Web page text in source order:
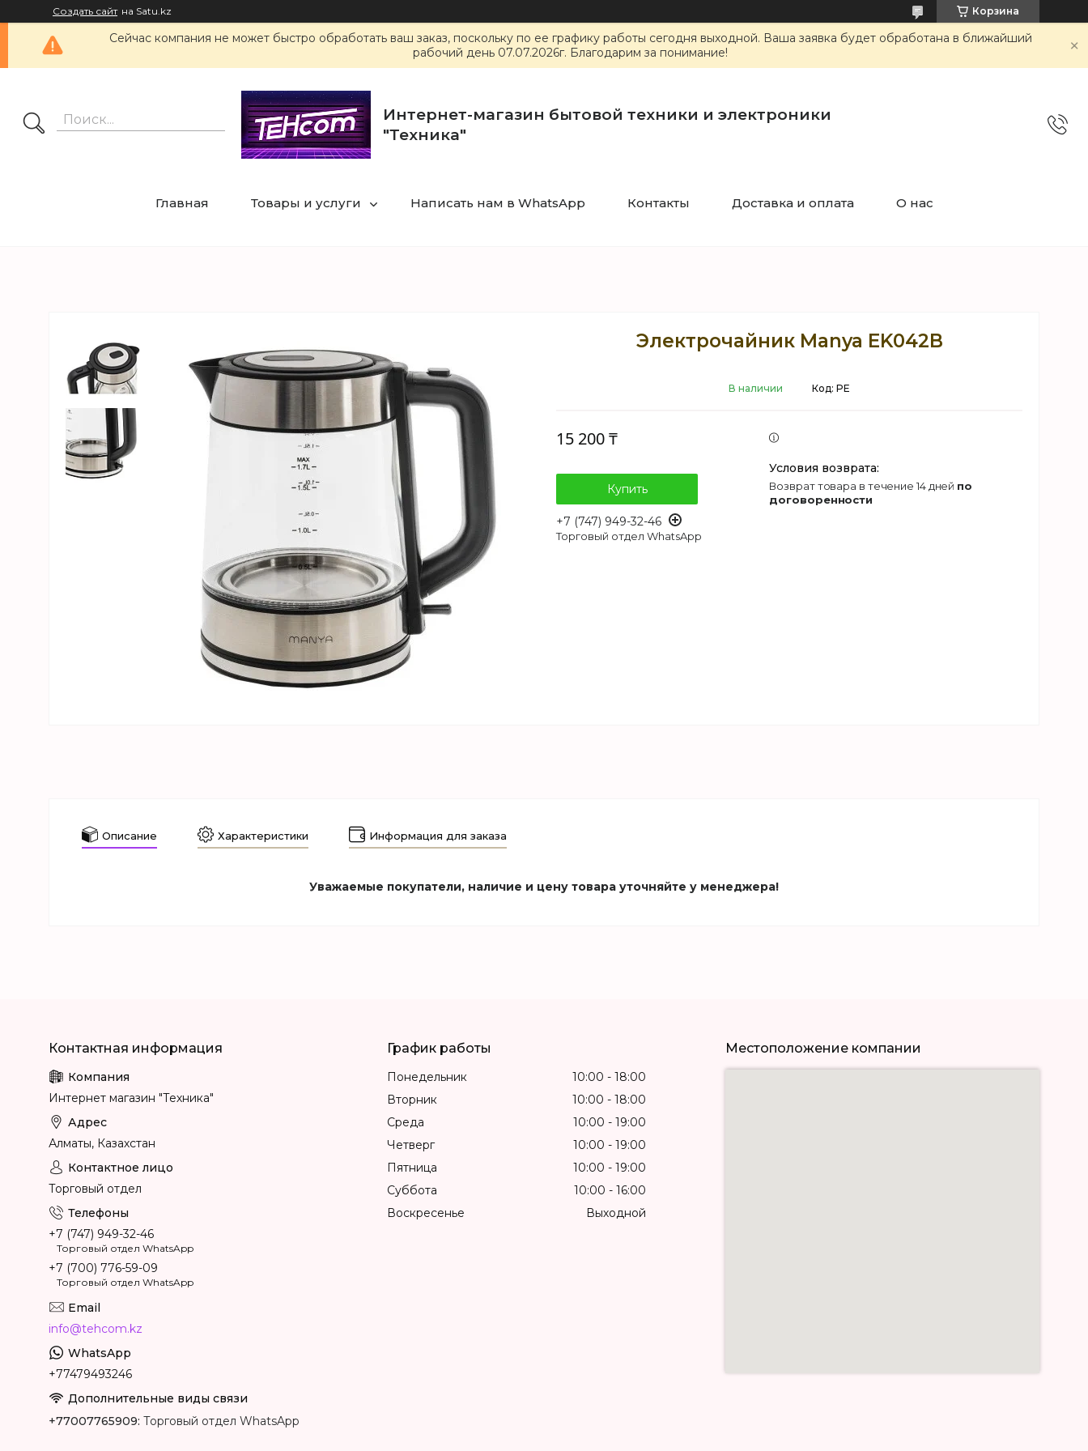
Создать сайт на Satu.kz Корзина
Сейчас компания не может быстро обработать ваш заказ, поскольку по ее графику работы сегодня выходной. Ваша заявка будет обработана в ближайший
рабочий день 07.07.2026г. Благодарим за понимание!
Интернет-магазин бытовой техники и электроники
"Техника"
Главная Товары и услуги Написать нам в WhatsApp Контакты Доставка и оплата О нас
Электрочайник Manya EK042B
В наличии Код: PE
15 200 ₸
Купить
+7 (747) 949-32-46
Торговый отдел WhatsApp
возврат товара в течение 14 дней по
договоренности
Описание Характеристики Информация для заказа
Уважаемые покупатели, наличие и цену товара уточняйте у менеджера!
Интернет магазин "Техника"
Алматы, Казахстан
Торговый отдел
+7 (747) 949-32-46
Торговый отдел WhatsApp
+7 (700) 776-59-09
Торговый отдел WhatsApp
info@tehcom.kz
+77479493246
+77007765909 Торговый отдел WhatsApp
График работы
Понедельник 10:00
18:00
Вторник
10:00
18:00
Среда
10:00
19:00
Четверг
10:00
19:00
Пятница
10:00
19:00
Суббота
10:00
16:00
Воскресенье
Выходной
Местоположение компании